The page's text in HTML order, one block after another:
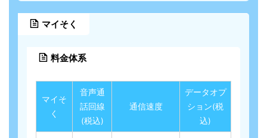
マイそく
料金体系
マイそ
く
音声通
話回線
(税込)
通信速度
データオプ
ション(税
込)